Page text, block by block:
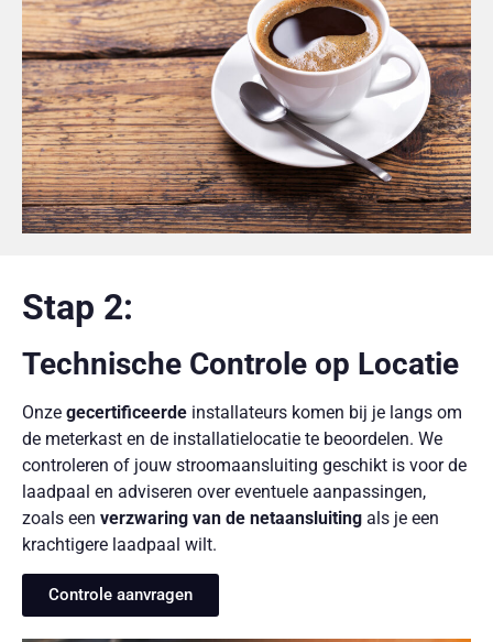
Stap 2:
Technische Controle op Locatie
Onze gecertificeerde installateurs komen bij je langs om
de meterkast en de installatielocatie te beoordelen. We
controleren of jouw stroomaansluiting geschikt is voor de
laadpaal en adviseren over eventuele aanpassingen,
zoals een verzwaring van de netaansluiting als je een
krachtigere laadpaal wilt.
Controle aanvragen